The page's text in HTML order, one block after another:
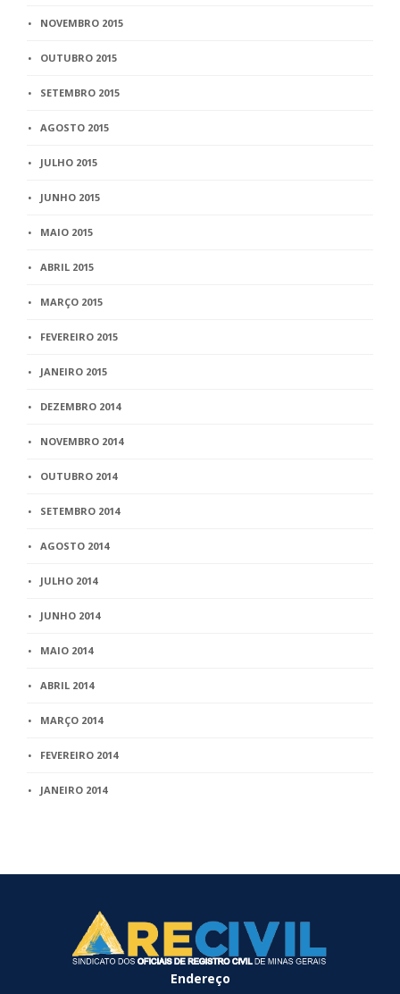
NOVEMBRO 2015
OUTUBRO 2015
SETEMBRO 2015
AGOSTO 2015
JULHO 2015
JUNHO 2015
MAIO 2015
ABRIL 2015
MARÇO 2015
FEVEREIRO 2015
JANEIRO 2015
DEZEMBRO 2014
NOVEMBRO 2014
OUTUBRO 2014
SETEMBRO 2014
AGOSTO 2014
JULHO 2014
JUNHO 2014
MAIO 2014
ABRIL 2014
MARÇO 2014
FEVEREIRO 2014
JANEIRO 2014
Endereço